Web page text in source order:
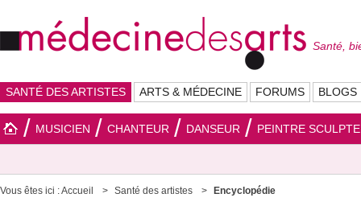
Santé,
SANTÉ DES ARTISTES ARTS & MÉDECINE FORUMS BLOGS
MUSICIEN CHANTEUR DANSEUR PEINTRE
Vous êtes ici :Accueil Santé des artistes Encyclopédie